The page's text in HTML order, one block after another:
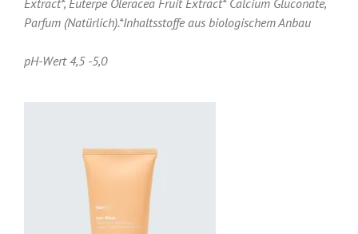
Parfum (Natürlich).*Inhaltsstoffe aus biologischem Anbau
pH-Wert 4,5 -5,0